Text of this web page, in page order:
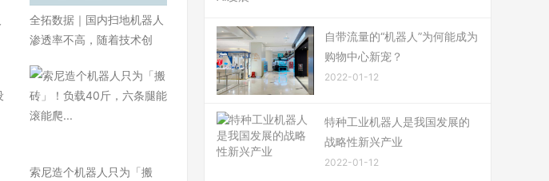
全拓数据｜国内扫地机器人
渗透率不高，随着技术创
索尼造个机器人只为「搬
自带流量的“机器人”为何能成为
购物中心新宠？
2022-01-12
特种工业机器人是我国发展的
战略性新兴产业
2022-01-12